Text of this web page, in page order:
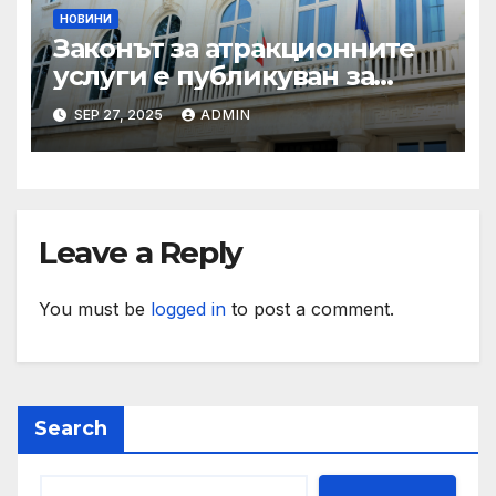
НОВИНИ
Законът за атракционните
услуги е публикуван за
обществено обсъждане
SEP 27, 2025 ADMIN
Leave a Reply
You must be logged in to post a comment.
Search